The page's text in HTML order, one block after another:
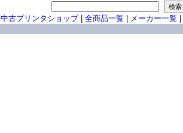
中古プリンタショップ| 全商品一覧 メーカー一覧